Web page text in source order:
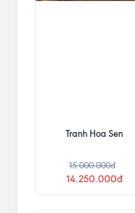
Tranh Hoa Sen
15.000.000đ
14.250.000đ